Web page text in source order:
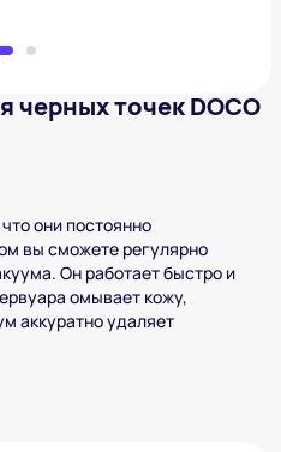
черных точек DOCO
они постоянно
вы сможете регулярно
Он работает быстро и
омывает кожу,
аккуратно удаляет